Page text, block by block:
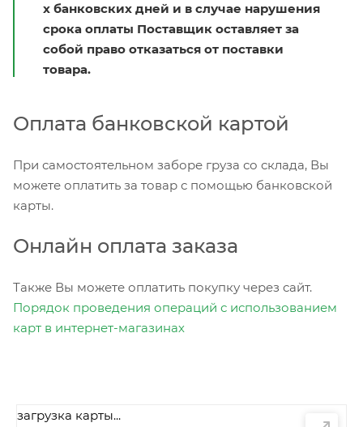
х банковских дней и в случае нарушения
срока оплаты Поставщик оставляет за
собой право отказаться от поставки
товара.
Оплата банковской картой
При самостоятельном заборе груза со склада, Вы
можете оплатить за товар с помощью банковской
карты.
Онлайн оплата заказа
Также Вы можете оплатить покупку через сайт.
Порядок проведения операций с использованием
карт в интернет-магазинах
загрузка карты...